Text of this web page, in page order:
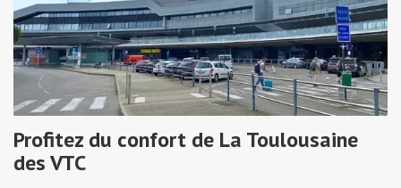
Profitez du confort de La Toulousaine
des VTC